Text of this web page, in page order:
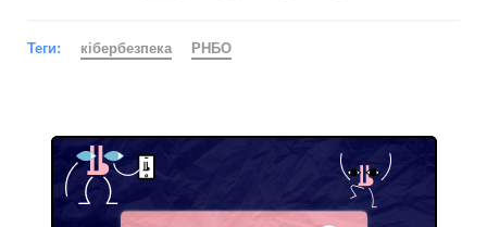
Теги: кібербезпека РНБО